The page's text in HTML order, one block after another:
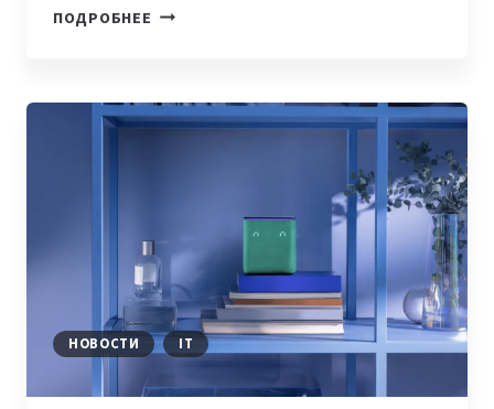
ПОДРОБНЕЕ В
КОМПЕТЕНЦИЙ
ВНЕДРЕНИЮ
ПРИКЛАДНЫХ
AI
РЕШЕНИЙ
НОВОСТИ IT